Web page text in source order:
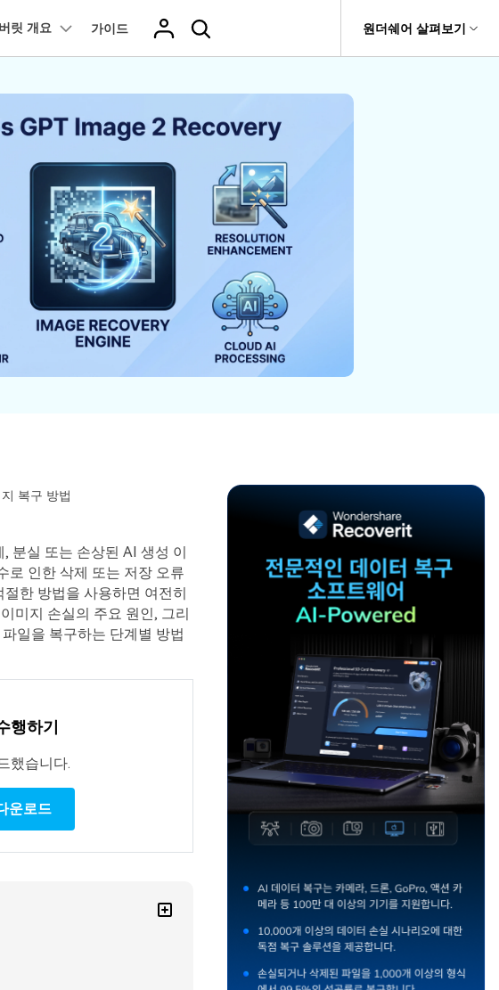
데이터 복구
Repairit
손상된 동영상, 사진 등 복구
Dr.Fone
모바일 기기 관리
FamiSafe
자녀 보호 앱
UniConverter Recoverit
플랜 및 가격 도움말 센터 원더쉐어 살펴보기
버전
기타 프로그램
Repairit - 데이터 복구
UBackit - 데이터 백업
하드 드라이브 복구
윈도우 시스템 복구
파일 복구
상 파일 복구
파일 복구
복구 프로그램 비교
부팅되지 않는 컴퓨터 복구
기타 복구
릿 개요
삭제된 미디
어 복구
사진 복
구
파일 복
구
오디오
복구 솔루션
드론 데이터 복
구
게임 데이터 복
구
삭제된 파일
데이터 손실 시나리오
Windows 시
RAID 디스크
복구
New
복구
가이드
복구 방법
분실 또는 손상된 AI 생성 이
로 인한 삭제 또는 저장 오류
한 방법을 사용하면 여전히
미지 손실의 주요 원인, 그리
일을 복구하는 단계별 방법
행하기
했습니다.
운로드